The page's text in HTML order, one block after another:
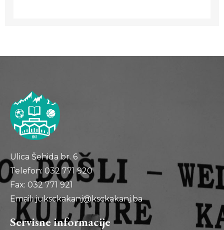
Ulica Šehida br. 6
Telefon: 032 771 920
Fax: 032 771 921
Email: juksckakanj@ksckakanj.ba
Servisne informacije